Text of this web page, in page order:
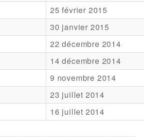
25 février 2015
30 janvier 2015
22 décembre 2014
14 décembre 2014
9 novembre 2014
23 juillet 2014
16 juillet 2014